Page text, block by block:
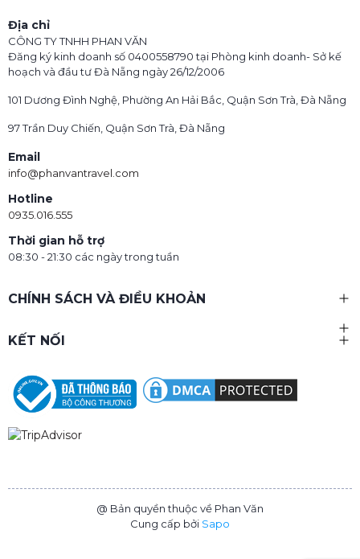
Địa chỉ
CÔNG TY TNHH PHAN VĂN
Đăng ký kinh doanh số 0400558790 tại Phòng kinh doanh- Sở kế
hoạch và đầu tư Đà Nẵng ngày 26/12/2006
101 Dương Đình Nghệ, Phường An Hải Bắc, Quận Sơn Trà, Đà Nẵng
97 Trần Duy Chiến, Quận Sơn Trà, Đà Nẵng
Email
info@phanvantravel.com
Hotline
0935.016.555
Thời gian hỗ trợ
08:30 - 21:30 các ngày trong tuần
CHÍNH SÁCH VÀ ĐIỀU KHOẢN
KẾT NỐI
@ Bản quyền thuộc về Phan Văn
Cung cấp bởi Sapo